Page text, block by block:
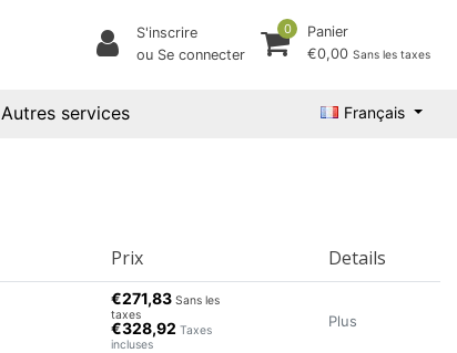
S'inscrire
ou Se connecter
0
Panier
€0,00 Sans les taxes
Autres services Français
Prix Details
€271,83Sans les
taxes
€328,92Taxes
incluses
Plus